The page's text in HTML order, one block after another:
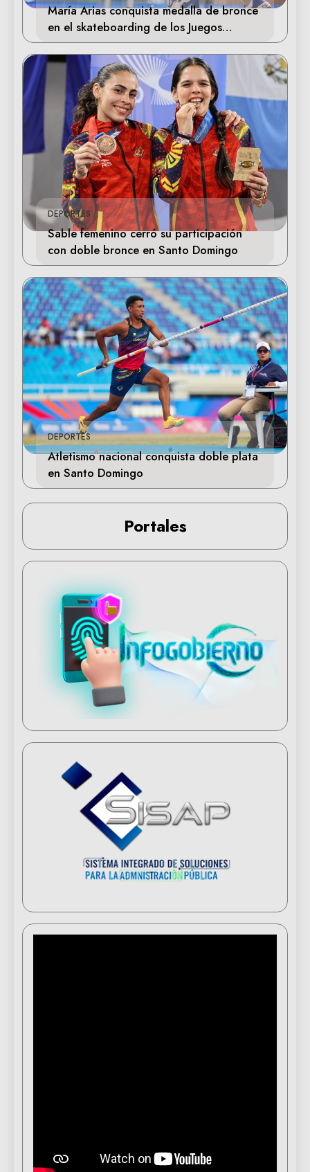
María Arias conquista medalla de bronce
en el skateboarding de los Juegos
Centroamericanos
DEPORTES
Sable femenino cerró su participación
con doble bronce en Santo Domingo
DEPORTES
Atletismo nacional conquista doble plata
en Santo Domingo
Portales